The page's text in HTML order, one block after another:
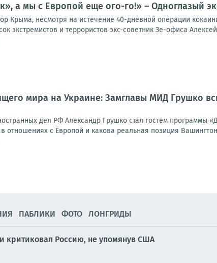
а мы с Европой еще ого-го!» – Одноглазый
Крыма, несмотря на истечение 40-дневной операции
экстремистов и террористов экс-советник Зе-офиса
мира на Украине: Замглавы МИД Грушко
дел РФ Александр Грушко стал гостем программы
отношениях с Европой и какова реальная позиция
ПАБЛИКИ ФОТО ЛОНГРИДЫ
Россию, не упомянув США